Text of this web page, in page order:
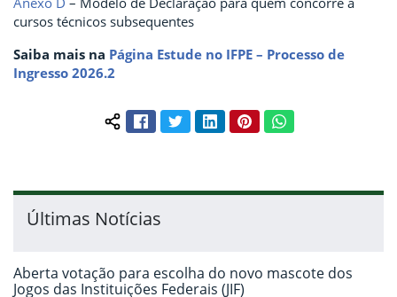
cursos técnicos subsequentes
Saiba mais na Página Estude no IFPE – Processo de
Ingresso 2026.2
Compartilhar conteúdo:
FacebookTwitterLinkedInPinterestWhatsApp
Últimas Notícias
Aberta votação para escolha do novo mascote dos
Jogos das Instituições Federais (JIF)